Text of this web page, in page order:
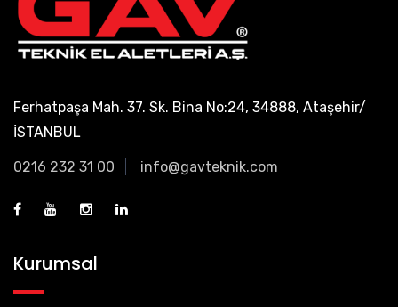
Ferhatpaşa Mah. 37. Sk. Bina No:24, 34888, Ataşehir/
İSTANBUL
0216 232 31 00 info@gavteknik.com
Kurumsal